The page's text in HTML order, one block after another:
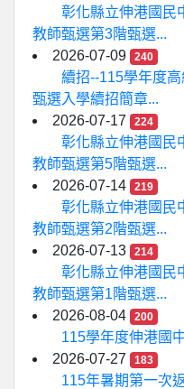
彰化縣立伸港國民
教師甄選第3階甄選...
2026-07-09
240
續招--115學年度
甄選入學續招簡章...
2026-07-17
224
彰化縣立伸港國民
教師甄選第5階甄選...
2026-07-14
219
彰化縣立伸港國民
教師甄選第2階甄選...
2026-07-13
214
彰化縣立伸港國民
教師甄選第1階甄選...
2026-08-04
200
115學年度伸港國
2026-07-27
183
115年暑期第一次